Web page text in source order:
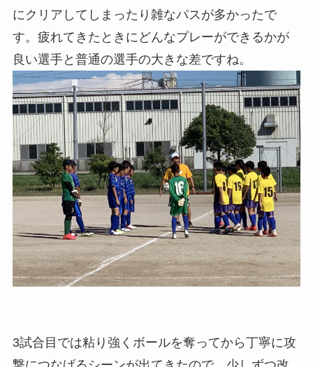
にクリアしてしまったり雑なパスが多かったで
す。疲れてきたときにどんなプレーができるかが
良い選手と普通の選手の大きな差ですね。
3試合目では粘り強くボールを奪ってから丁寧に攻